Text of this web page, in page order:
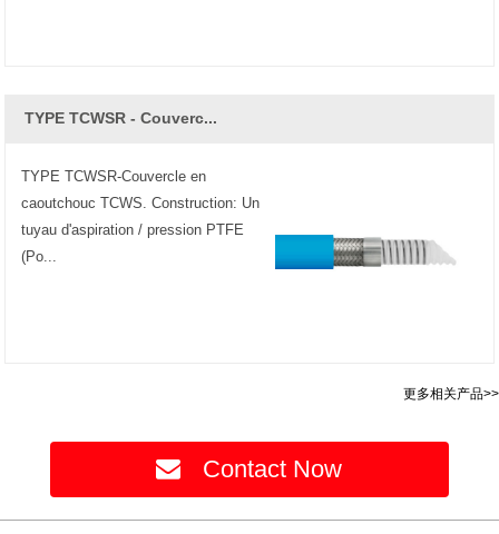
TYPE TCWSR - Couverc...
TYPE TCWSR-Couvercle en
caoutchouc TCWS. Construction: Un
tuyau d'aspiration / pression PTFE
(Po...
更多相关产品>>
Contact Now